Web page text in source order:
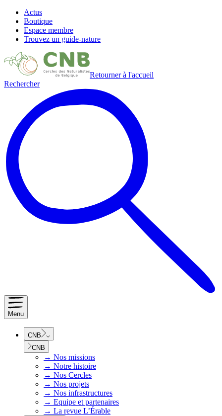
Actus
Boutique
Espace membre
Trouvez un guide-nature
Retourner à l'accueil
Rechercher
Menu
CNB
CNB
→ Nos missions
→ Notre histoire
→ Nos Cercles
→ Nos projets
→ Nos infrastructures
→ Equipe et partenaires
→ La revue L’Érable